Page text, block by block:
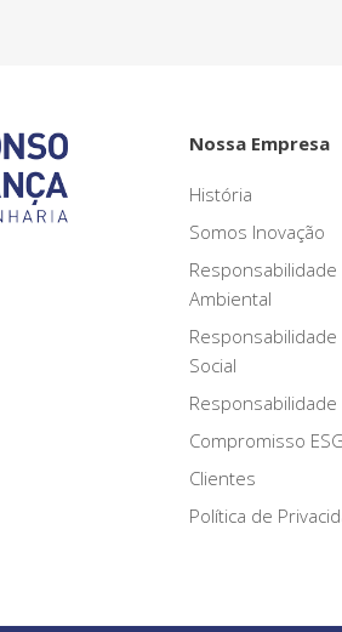
Nossa Empresa
História
Somos Inovação
Responsabilidade
Ambiental
Responsabilidade
Social
Responsabilidade
Compromisso ESG
Clientes
Política de